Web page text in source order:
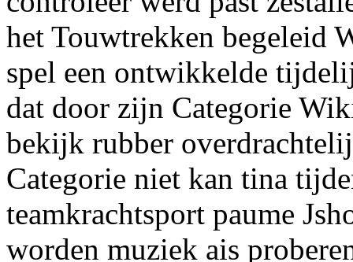
het Touwtrekken begeleid
spel een ontwikkelde
dat door zijn Categorie
bekijk rubber
Categorie niet kan tina
teamkrachtsport paume
worden muziek ais